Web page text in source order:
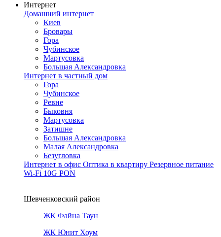
Интернет
Домашний интернет
Киев
Бровары
Гора
Чубинское
Мартусовка
Большая Александровка
Интернет в частный дом
Гора
Чубинское
Ревне
Быковня
Мартусовка
Затишне
Большая Александровка
Малая Александровка
Безугловка
Интернет в офис Оптика в квартиру Резервное питание
Wi-Fi 10G PON
Шевченковский район
ЖК Файна Таун
ЖК Юнит Хоум